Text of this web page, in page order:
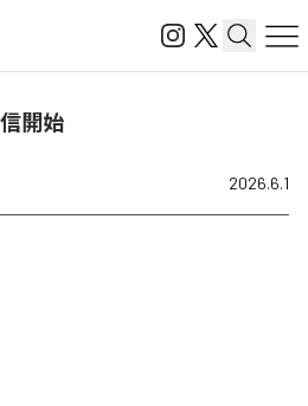
開始
2026.6.1